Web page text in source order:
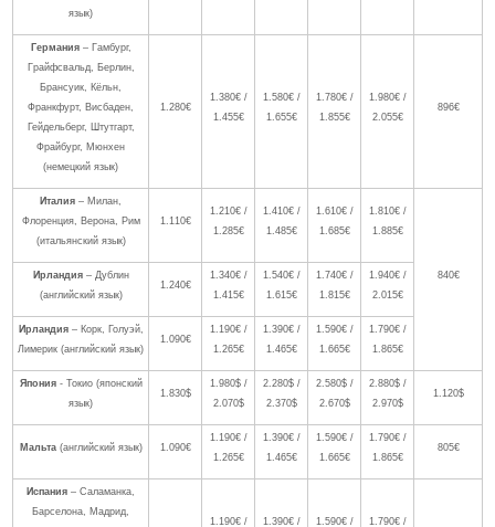
язык)
Германия – Гамбург,
Грайфсвальд, Берлин,
Брансуик, Кёльн,
Франкфурт, Висбаден,
Гейдельберг, Штутгарт,
Фрайбург, Мюнхен
(немецкий язык)
1.280€
1.380€ /
1.455€
1.580€ /
1.655€
1.780€ /
1.855€
1.980€ /
2.055€
896€
Италия – Милан,
Флоренция, Верона, Рим
(итальянский язык)
1.110€
1.210€ /
1.285€
1.410€ /
1.485€
1.610€ /
1.685€
1.810€ /
1.885€
840€
Ирландия – Дублин
(английский язык)
1.240€
1.340€ /
1.415€
1.540€ /
1.615€
1.740€ /
1.815€
1.940€ /
2.015€
Ирландия – Корк, Голуэй,
Лимерик (английский язык)
1.090€
1.190€ /
1.265€
1.390€ /
1.465€
1.590€ /
1.665€
1.790€ /
1.865€
Япония - Токио (японский
язык)
1.830$
1.980$ /
2.070$
2.280$ /
2.370$
2.580$ /
2.670$
2.880$ /
2.970$
1.120$
Мальта (английский язык) 1.090€
1.190€ /
1.265€
1.390€ /
1.465€
1.590€ /
1.665€
1.790€ /
1.865€
805€
Испания – Саламанка,
Барселона, Мадрид,
1.190€ / 1.390€ / 1.590€ /
1.790€ /